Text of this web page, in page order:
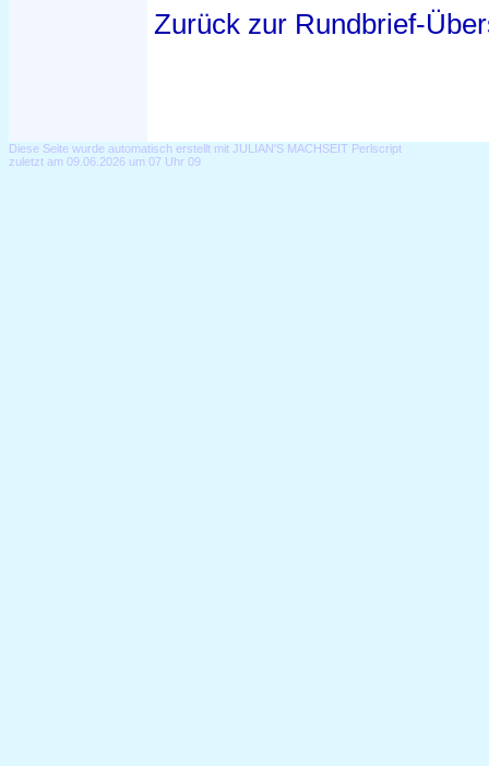
Zurück zur Rundbrief-
Diese Seite wurde automatisch erstellt mit JULIAN'S MACHSEIT Perlscript
zuletzt am 09.06.2026 um 07 Uhr 09